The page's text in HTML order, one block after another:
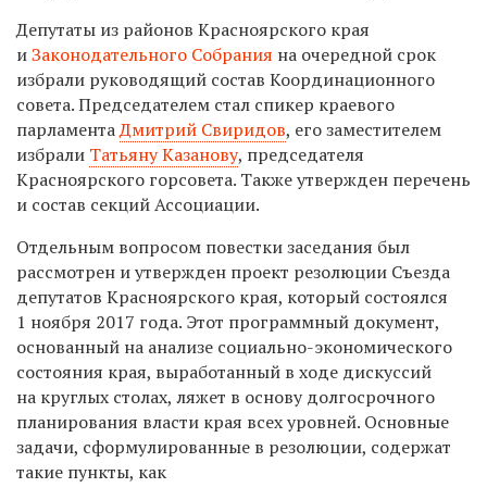
Депутаты из районов Красноярского края
иЗаконодательного Собрания на очередной срок
избрали руководящий состав Координационного
совета. Председателем стал спикер краевого
парламентаДмитрий Свиридов, его заместителем
избрали Татьяну Казанову, председателя
Красноярского горсовета. Также утвержден перечень
и состав секций Ассоциации.
Отдельным вопросом повестки заседания был
рассмотрен и утвержден проект резолюции Съезда
депутатов Красноярского края, который состоялся
1 ноября 2017 года. Этот программный документ,
основанный на анализе социально-экономического
состояния края, выработанный в ходе дискуссий
на круглых столах, ляжет в основу долгосрочного
планирования власти края всех уровней. Основные
задачи, сформулированные в резолюции, содержат
такие пункты, как